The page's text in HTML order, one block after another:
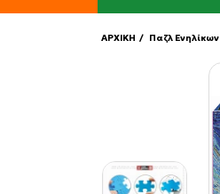
ΑΡΧΙΚΗ / Παζλ Ενηλίκων